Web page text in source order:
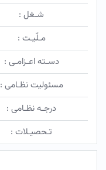
شـغل :
مـلّیـت :
دسـته اعـزامـی :
مسئولیت نظـامی :
درجـه نظـامی :
تـحصیـلات :